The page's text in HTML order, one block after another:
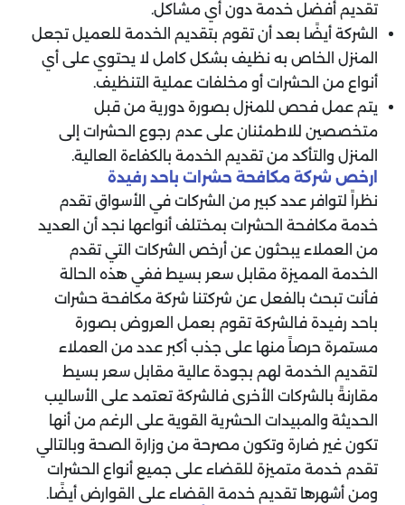
تقديم أفضل خدمة دون أي مشاكل.
‏الشركة أيضًا بعد أن تقوم بتقديم الخدمة للعميل تجعل
المنزل الخاص به نظيف بشكل كامل لا يحتوي على أي
أنواع من الحشرات أو مخلفات عملية التنظيف.
يتم عمل فحص للمنزل بصورة دورية من قبل
متخصصين للاطمئنان على عدم رجوع الحشرات إلى
المنزل والتأكد من تقديم الخدمة بالكفاءة العالية.
‏ارخص شركة مكافحة حشرات باحد رفيدة
‏نظراً لتوافر عدد كبير من الشركات في الأسواق تقدم
خدمة مكافحة الحشرات بمختلف أنواعها نجد أن العديد
من العملاء يبحثون عن أرخص الشركات التي تقدم
الخدمة المميزة مقابل سعر بسيط ففي هذه الحالة
فأنت تبحث بالفعل عن شركتنا شركة مكافحة حشرات
باحد رفيدة فالشركة تقوم بعمل العروض بصورة
مستمرة حرصاً منها على جذب أكبر عدد من العملاء
لتقديم الخدمة لهم بجودة عالية مقابل سعر بسيط
مقارنةً بالشركات الأخرى فالشركة تعتمد على الأساليب
الحديثة والمبيدات الحشرية القوية على الرغم من أنها
تكون غير ضارة وتكون مصرحة من وزارة الصحة وبالتالي
تقدم خدمة متميزة للقضاء على جميع أنواع الحشرات
ومن أشهرها تقديم خدمة القضاء على القوارض أيضًا.